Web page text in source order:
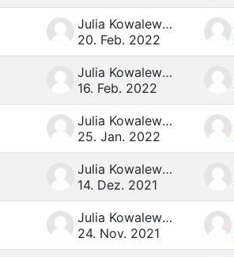
Julia Kowalewski
20. Feb. 2022
Julia Kowalewski
16. Feb. 2022
Julia Kowalewski
25. Jan. 2022
Julia Kowalewski
14. Dez. 2021
Julia Kowalewski
24. Nov. 2021